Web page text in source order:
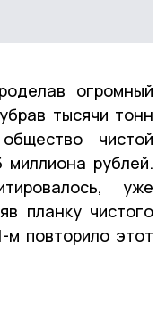
огромный
тысячи тонн
чистой
миллиона рублей.
уже
планку чистого
повторило этот